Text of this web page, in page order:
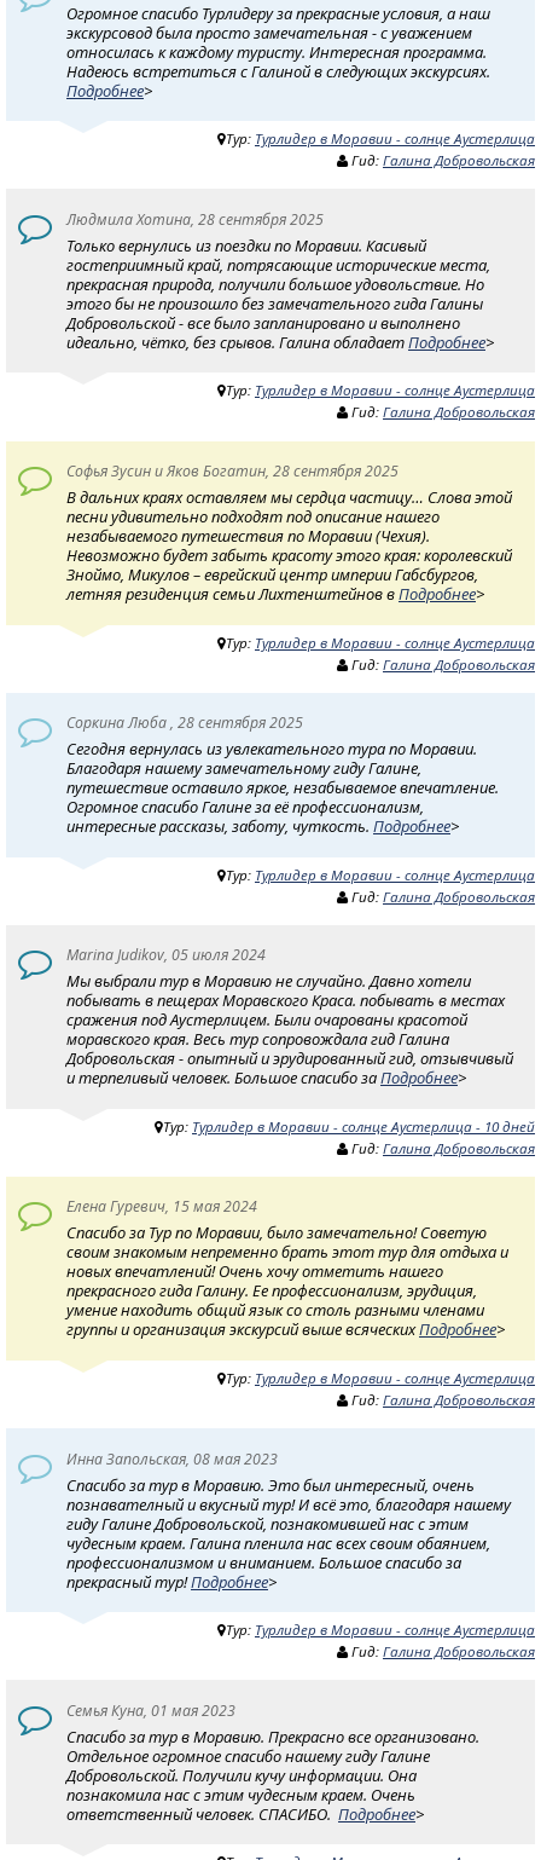
Огромное спасибо Турлидеру за прекрасные условия, а наш
экскурсовод была просто замечательная - с уважением
относилась к каждому туристу. Интересная программа.
Надеюсь встретиться с Галиной в следующих экскурсиях.
Подробнее>
Тур: Турлидер в Моравии - солнце Аустерлица
Гид: Галина Добровольская
Людмила Хотина, 28 сентября 2025
Только вернулись из поездки по Моравии. Касивый
гостеприимный край, потрясающие исторические места,
прекрасная природа, получили большое удовольствие. Но
этого бы не произошло без замечательного гида Галины
Добровольской - все было запланировано и выполнено
идеально, чётко, без срывов. Галина обладаетПодробнее>
Тур: Турлидер в Моравии - солнце Аустерлица
Гид: Галина Добровольская
Софья Зусин и Яков Богатин, 28 сентября 2025
В дальних краях оставляем мы сердца частицу… Слова этой
песни удивительно подходят под описание нашего
незабываемого путешествия по Моравии (Чехия).
Невозможно будет забыть красоту этого края: королевский
Зноймо, Микулов – еврейский центр империи Габсбургов,
летняя резиденция семьи Лихтенштейнов вПодробнее>
Тур: Турлидер в Моравии - солнце Аустерлица
Гид: Галина Добровольская
Соркина Люба , 28 сентября 2025
Сегодня вернулась из увлекательного тура по Моравии.
Благодаря нашему замечательному гиду Галине,
путешествие оставило яркое, незабываемое впечатление.
Огромное спасибо Галине за её профессионализм,
интересные рассказы, заботу, чуткость. Подробнее>
Тур: Турлидер в Моравии - солнце Аустерлица
Гид: Галина Добровольская
Marina Judikov, 05 июля 2024
Мы выбрали тур в Моравию не случайно. Давно хотели
побывать в пещерах Моравского Краса. побывать в местах
сражения под Аустерлицем. Были очарованы красотой
моравского края. Весь тур сопровождала гид Галина
Добровольская - опытный и эрудированный гид, отзывчивый
и терпеливый человек. Большое спасибо заПодробнее>
Тур: Турлидер в Моравии - солнце Аустерлица - 10 дней
Гид: Галина Добровольская
Елена Гуревич, 15 мая 2024
Спасибо за Тур по Моравии, было замечательно! Советую
своим знакомым непременно брать этот тур для отдыха и
новых впечатлений! Очень хочу отметить нашего
прекрасного гида Галину. Ее профессионализм, эрудиция,
умение находить общий язык со столь разными членами
группы и организация экскурсий выше всяческихПодробнее>
Тур: Турлидер в Моравии - солнце Аустерлица
Гид: Галина Добровольская
Инна Запольская, 08 мая 2023
Спасибо за тур в Моравию. Это был интересный, очень
познавателный и вкусный тур! И всё это, благодаря нашему
гиду Галине Добровольской, познакомившей нас с этим
чудесным краем. Галина пленила нас всех своим обаянием,
профессионализмом и вниманием. Большое спасибо за
прекрасный тур!Подробнее>
Тур: Турлидер в Моравии - солнце Аустерлица
Гид: Галина Добровольская
Семья Куна, 01 мая 2023
Спасибо за тур в Моравию. Прекрасно все организовано.
Отдельное огромное спасибо нашему гиду Галине
Добровольской. Получили кучу информации. Она
познакомила нас с этим чудесным краем. Очень
ответственный человек. СПАСИБО. Подробнее>